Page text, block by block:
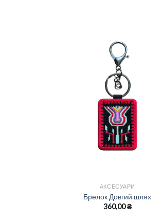
АКСЕСУАРИ
Брелок Довгий шлях
360,00₴